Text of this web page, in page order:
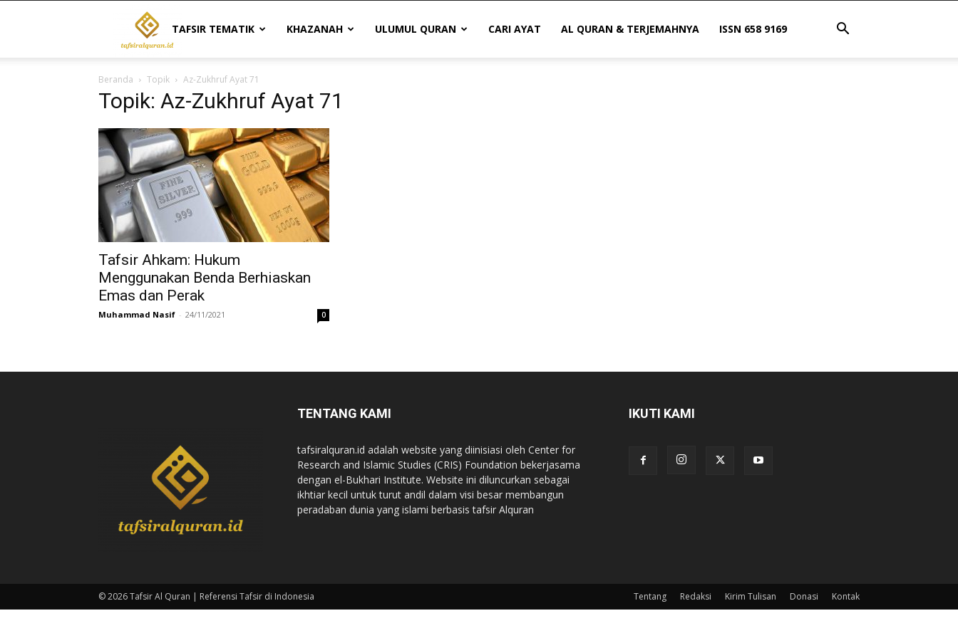
Tafsir
Al
Quran
|
Referensi
Tafsir
di
TAFSIR TEMATIK KHAZANAH ULUMUL QURAN CARI AYAT AL QURAN & TERJEMAHNYA ISSN 658 9169
Beranda Topik Az-Zukhruf Ayat 71
Topik: Az-Zukhruf Ayat 71
Tafsir Ahkam: Hukum
Menggunakan Benda Berhiaskan
Emas dan Perak
Muhammad Nasif - 24/11/2021 0
TENTANG KAMI
tafsiralquran.id adalah website yang diinisiasi oleh Center for
Research and Islamic Studies (CRIS) Foundation bekerjasama
dengan el-Bukhari Institute. Website ini diluncurkan sebagai
ikhtiar kecil untuk turut andil dalam visi besar membangun
peradaban dunia yang islami berbasis tafsir Alquran
IKUTI KAMI
Tentang Redaksi Kirim Tulisan Donasi Kontak
© 2026 Tafsir Al Quran | Referensi Tafsir di Indonesia